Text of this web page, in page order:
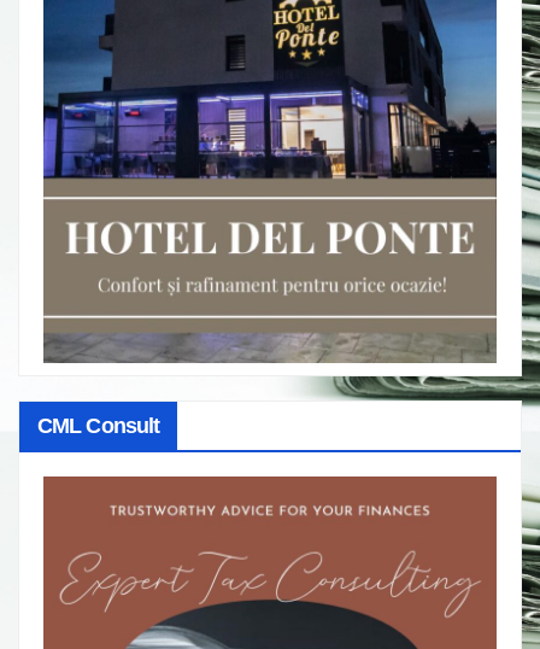
CML Consult